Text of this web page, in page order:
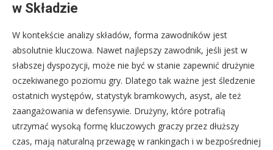
w Składzie
W kontekście analizy składów, forma zawodników jest
absolutnie kluczowa. Nawet najlepszy zawodnik, jeśli jest w
słabszej dyspozycji, może nie być w stanie zapewnić drużynie
oczekiwanego poziomu gry. Dlatego tak ważne jest śledzenie
ostatnich występów, statystyk bramkowych, asyst, ale też
zaangażowania w defensywie. Drużyny, które potrafią
utrzymać wysoką formę kluczowych graczy przez dłuższy
czas, mają naturalną przewagę w rankingach i w bezpośredniej